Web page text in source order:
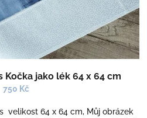
Kočka jako lék 64 x 64 cm
750 Kč
velikost 64 x 64 cm, Můj obrázek